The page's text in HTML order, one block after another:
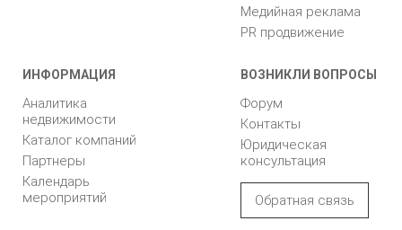
Медийная реклама
PR продвижение
ИНФОРМАЦИЯ
Аналитика
недвижимости
Каталог компаний
Партнеры
Календарь
мероприятий
ВОЗНИКЛИ ВОПРОСЫ
Форум
Контакты
Юридическая
консультация
Обратная связь